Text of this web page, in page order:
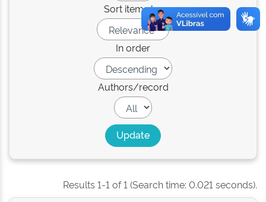
Sort items by
In order
Authors/record
Results 1-1 of 1 (Search time: 0.021 seconds).